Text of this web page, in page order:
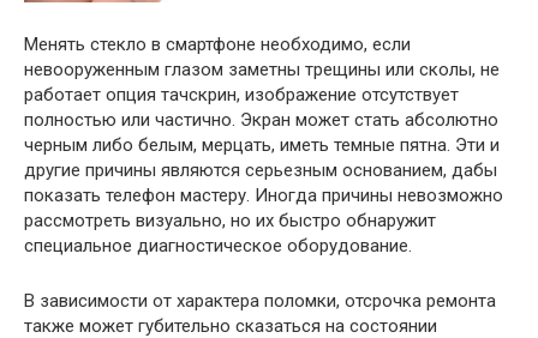
Менять стекло в смартфоне необходимо, если
невооруженным глазом заметны трещины или сколы, не
работает опция тачскрин, изображение отсутствует
полностью или частично. Экран может стать абсолютно
черным либо белым, мерцать, иметь темные пятна. Эти и
другие причины являются серьезным основанием, дабы
показать телефон мастеру. Иногда причины невозможно
рассмотреть визуально, но их быстро обнаружит
специальное диагностическое оборудование.
В зависимости от характера поломки, отсрочка ремонта
также может губительно сказаться на состоянии